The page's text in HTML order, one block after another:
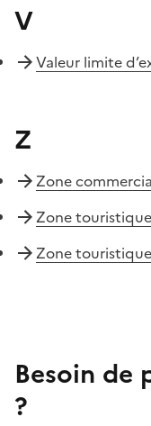
V
Valeur limite
Z
Zone
Zone touristique
Zone
Besoin de
?